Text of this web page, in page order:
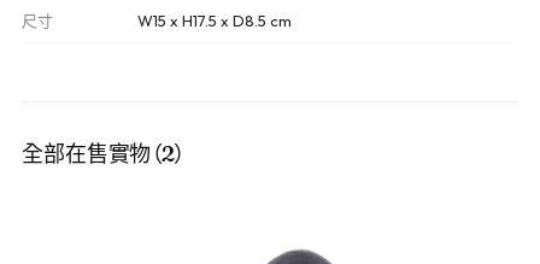
尺寸 W15 x H17.5 x D8.5 cm
全部在售實物（2）